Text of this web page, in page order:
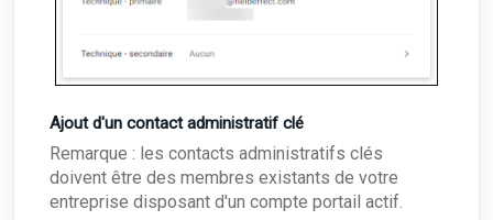
Ajout d'un contact administratif clé
Remarque : les contacts administratifs clés
doivent être des membres existants de votre
entreprise disposant d'un compte portail actif.